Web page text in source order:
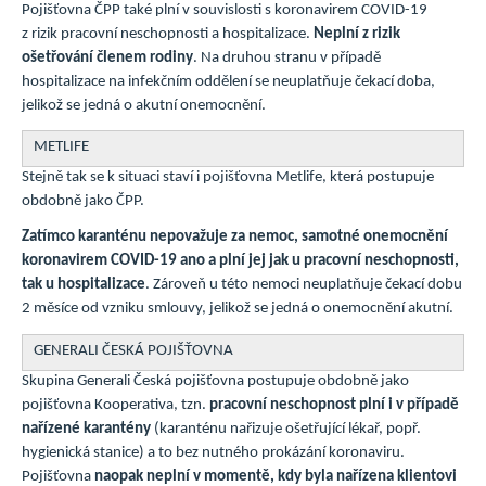
Pojišťovna ČPP také plní v souvislosti s koronavirem COVID-19
z rizik pracovní neschopnosti a hospitalizace. Neplní z rizik
ošetřování členem rodiny. Na druhou stranu v případě
hospitalizace na infekčním oddělení se neuplatňuje čekací doba,
jelikož se jedná o akutní onemocnění.
METLIFE
Stejně tak se k situaci staví i pojišťovna Metlife, která postupuje
obdobně jako ČPP.
Zatímco karanténu nepovažuje za nemoc, samotné onemocnění
koronavirem COVID-19 ano a plní jej jak u pracovní neschopnosti,
tak u hospitalizace. Zároveň u této nemoci neuplatňuje čekací dobu
2 měsíce od vzniku smlouvy, jelikož se jedná o onemocnění akutní.
GENERALI ČESKÁ POJIŠŤOVNA
Skupina Generali Česká pojišťovna postupuje obdobně jako
pojišťovna Kooperativa, tzn. pracovní neschopnost plní i v případě
nařízené karantény (karanténu nařizuje ošetřující lékař, popř.
hygienická stanice) a to bez nutného prokázání koronaviru.
Pojišťovna naopak neplní v momentě, kdy byla nařízena klientovi